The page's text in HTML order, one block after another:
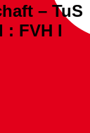
– TuS
: FVH I